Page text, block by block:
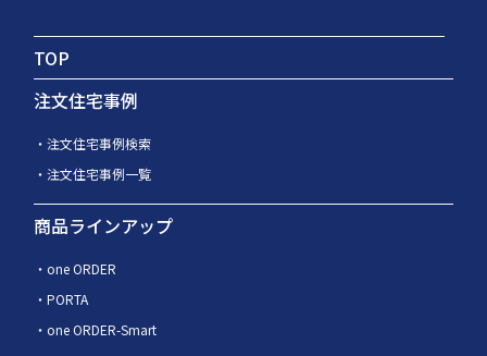
TOP
注文住宅事例
注文住宅事例検索
注文住宅事例一覧
商品ラインアップ
one ORDER
PORTA
one ORDER-Smart